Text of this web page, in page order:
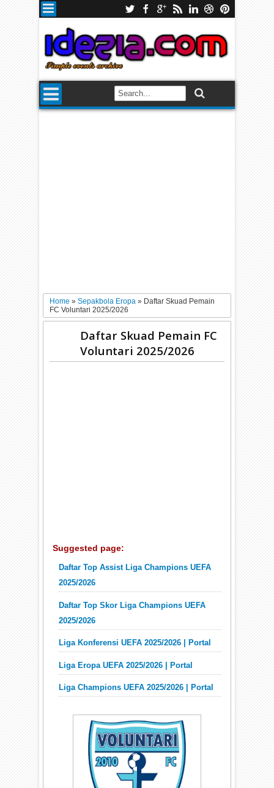
Home»Sepakbola Eropa» Daftar Skuad Pemain
FC Voluntari 2025/2026
Daftar Skuad Pemain FC
Voluntari 2025/2026
Suggested page:
Daftar Top Assist Liga Champions UEFA
2025/2026
Daftar Top Skor Liga Champions UEFA
2025/2026
Liga Konferensi UEFA 2025/2026 | Portal
Liga Eropa UEFA 2025/2026 | Portal
Liga Champions UEFA 2025/2026 | Portal